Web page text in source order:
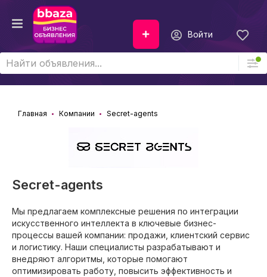
Войти
Главная Компании Secret-agents
Secret-agents
Мы предлагаем комплексные решения по интеграции
искусственного интеллекта в ключевые бизнес-
процессы вашей компании: продажи, клиентский сервис
и логистику. Наши специалисты разрабатывают и
внедряют алгоритмы, которые помогают
оптимизировать работу, повысить эффективность и